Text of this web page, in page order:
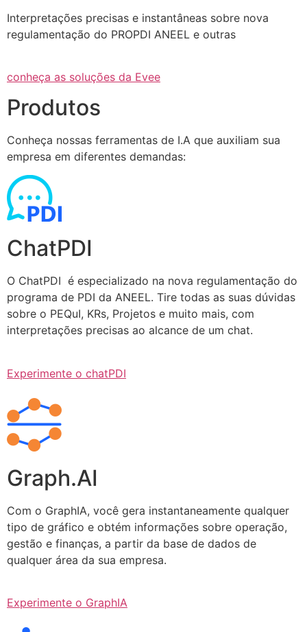
Interpretações precisas e instantâneas sobre nova
regulamentação do PROPDI ANEEL e outras
conheça as soluções da Evee
Produtos
Conheça nossas ferramentas de I.A que auxiliam sua
empresa em diferentes demandas:
ChatPDI
O ChatPDI é especializado na nova regulamentação do
programa de PDI da ANEEL. Tire todas as suas dúvidas
sobre o PEQuI, KRs, Projetos e muito mais, com
interpretações precisas ao alcance de um chat.
Experimente o chatPDI
Graph.AI
Com o GraphIA, você gera instantaneamente qualquer
tipo de gráfico e obtém informações sobre operação,
gestão e finanças, a partir da base de dados de
qualquer área da sua empresa.
Experimente o GraphIA